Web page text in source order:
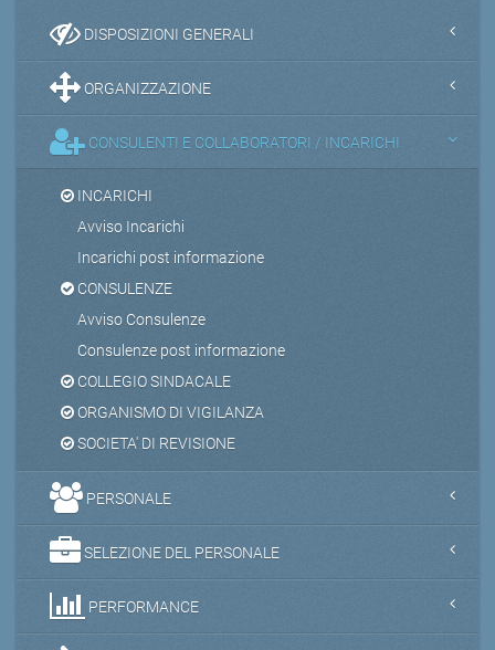
DISPOSIZIONI GENERALI
ORGANIZZAZIONE
CONSULENTI E COLLABORATORI / INCARICHI
INCARICHI
Avviso Incarichi
Incarichi post informazione
CONSULENZE
Avviso Consulenze
Consulenze post informazione
COLLEGIO SINDACALE
ORGANISMO DI VIGILANZA
SOCIETA' DI REVISIONE
PERSONALE
SELEZIONE DEL PERSONALE
PERFORMANCE